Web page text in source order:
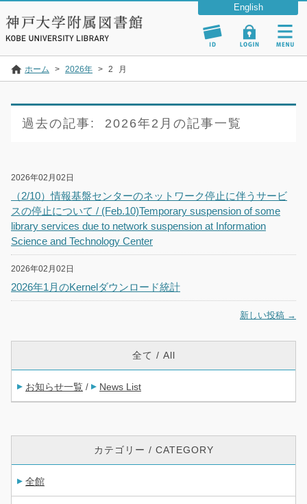
ホーム > 2026年 > 2 月
過去の記事: 2026年2月の記事一覧
2026年02月02日
（2/10）情報基盤センターのネットワーク停止に伴うサービ
スの停止について / (Feb.10)Temporary suspension of some
library services due to network suspension at Information
Science and Technology Center
2026年02月02日
2026年1月のKernelダウンロード統計
新しい投稿 →
全て / All
お知らせ一覧 / News List
カテゴリー / CATEGORY
全館